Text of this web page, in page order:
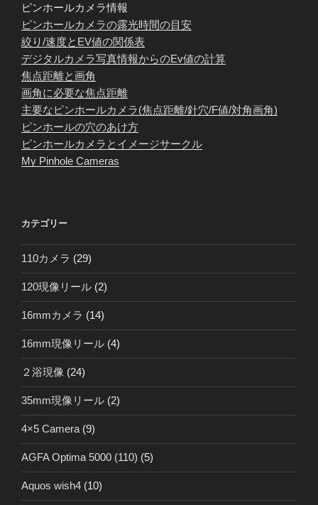
ピンホールカメラ情報
ピンホールカメラの露光時間の目安
絞り/速度とEV値の関係表
デジタルカメラ写真情報からのEv値の計算
焦点距離と画角
画角に必要な焦点距離
主要なピンホールカメラ(焦点距離/針穴/F値/対角画角)
ピンホールの穴のあけ方
ピンホールカメラとイメージサークル
My Pinhole Cameras
カテゴリー
110カメラ (29)
120現像リール (2)
16mmカメラ (14)
16mm現像リール (4)
２浴現像 (24)
35mm現像リール (2)
4×5 Camera (9)
AGFA Optima 5000 (110) (5)
Aquos wish4 (10)